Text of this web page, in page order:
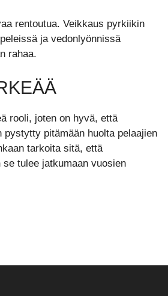
rentoutua. Veikkaus pyrkiikin
ja vedonlyönnissä
rahaa.
rooli, joten on hyvä, että
pitämään huolta pelaajien
tarkoita sitä, että
tulee jatkumaan vuosien